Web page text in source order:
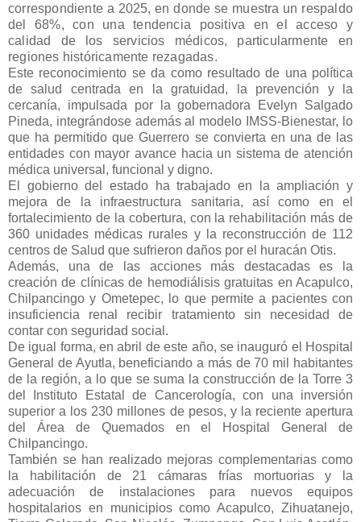
correspondiente a 2025, en donde se muestra un respaldo
del 68%, con una tendencia positiva en el acceso y
calidad de los servicios médicos, particularmente en
regiones históricamente rezagadas.
Este reconocimiento se da como resultado de una política
de salud centrada en la gratuidad, la prevención y la
cercanía, impulsada por la gobernadora Evelyn Salgado
Pineda, integrándose además al modelo IMSS-Bienestar, lo
que ha permitido que Guerrero se convierta en una de las
entidades con mayor avance hacia un sistema de atención
médica universal, funcional y digno.
El gobierno del estado ha trabajado en la ampliación y
mejora de la infraestructura sanitaria, así como en el
fortalecimiento de la cobertura, con la rehabilitación más de
360 unidades médicas rurales y la reconstrucción de 112
centros de Salud que sufrieron daños por el huracán Otis.
Además, una de las acciones más destacadas es la
creación de clínicas de hemodiálisis gratuitas en Acapulco,
Chilpancingo y Ometepec, lo que permite a pacientes con
insuficiencia renal recibir tratamiento sin necesidad de
contar con seguridad social.
De igual forma, en abril de este año, se inauguró el Hospital
General de Ayutla, beneficiando a más de 70 mil habitantes
de la región, a lo que se suma la construcción de la Torre 3
del Instituto Estatal de Cancerología, con una inversión
superior a los 230 millones de pesos, y la reciente apertura
del Área de Quemados en el Hospital General de
Chilpancingo.
También se han realizado mejoras complementarias como
la habilitación de 21 cámaras frías mortuorias y la
adecuación de instalaciones para nuevos equipos
hospitalarios en municipios como Acapulco, Zihuatanejo,